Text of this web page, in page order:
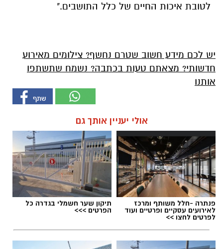
לטובת איכות החיים של כלל התושבים."
יש לכם מידע חשוב שטרם נחשף? צילומים מאירוע
חדשותי? מצאתם טעות בכתבה? נשמח שתשתפו
אותנו
אולי יעניין אותך גם
פנתרה -חלל משותף ומרכז
לאירועים עסקיים ופרטיים ועוד
לפרטים לחצו >>
תיקון שער חשמלי בגדרה כל
הפרטים >>>